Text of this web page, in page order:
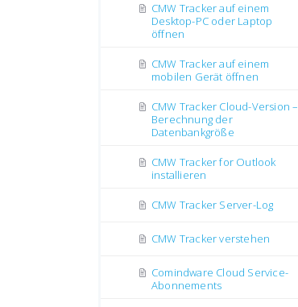
CMW Tracker auf einem
Desktop-PC oder Laptop
öffnen
CMW Tracker auf einem
mobilen Gerät öffnen
CMW Tracker Cloud-Version –
Berechnung der
Datenbankgröße
CMW Tracker for Outlook
installieren
CMW Tracker Server-Log
CMW Tracker verstehen
Comindware Cloud Service-
Abonnements